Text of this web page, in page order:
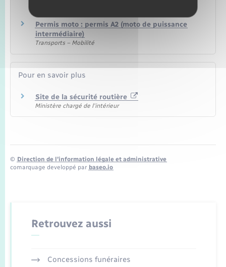
Permis moto : permis A2 (moto de puissance
intermédiaire)
Transports – Mobilité
Pour en savoir plus
Site de la sécurité routière
Ministère chargé de l'intérieur
© Direction de l’information légale et administrative
comarquage developpé par baseo.io
Retrouvez aussi
Concessions funéraires